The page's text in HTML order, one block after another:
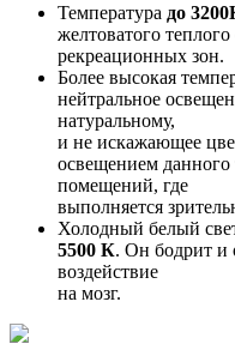
Температура до
желтоватого
рекреационных зон.
Более высокая
нейтральное
натуральному,
и не искажающее
освещением данного
помещений, где
выполняется
Холодный белый
5500 К. Он бодрит и
воздействие
на мозг.